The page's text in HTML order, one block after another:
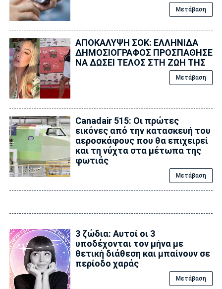
Μετάβαση
ΑΠΟΚΑΛΥΨΗ ΣΟΚ: ΕΛΛΗΝΙΔΑ
ΔΗΜΟΣΙΟΓΡΑΦΟΣ ΠΡΟΣΠΑΘΗΣΕ
ΝΑ ΔΩΣΕΙ ΤΕΛΟΣ ΣΤΗ ΖΩΗ ΤΗΣ
Μετάβαση
Canadair 515: Οι πρώτες
εικόνες από την κατασκευή του
αεροσκάφους που θα επιχειρεί
και τη νύχτα στα μέτωπα της
φωτιάς
Μετάβαση
3 ζώδια: Αυτοί οι 3
υποδέχονται τον μήνα με
θετική διάθεση και μπαίνουν σε
περίοδο χαράς
Μετάβαση